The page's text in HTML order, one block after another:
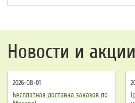
Новости и акции
2026-08-01
Бесплатная доставка заказов по